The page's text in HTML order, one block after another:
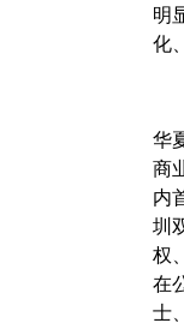
明
化
华
商
内
圳
权
在
士